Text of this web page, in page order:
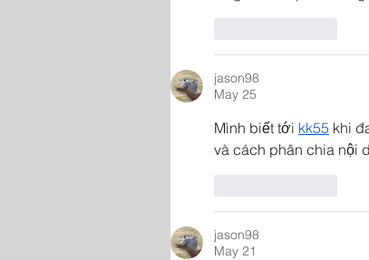
jason98
May 25
Mình biết tới kk55 khi
và cách phân chia nội
jason98
May 21